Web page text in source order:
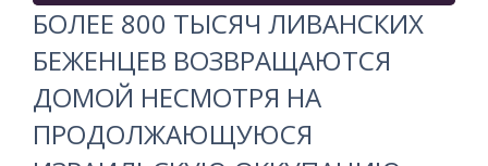
БОЛЕЕ 800 ТЫСЯЧ ЛИВАНСКИХ
БЕЖЕНЦЕВ ВОЗВРАЩАЮТСЯ
ДОМОЙ НЕСМОТРЯ НА
ПРОДОЛЖАЮЩУЮСЯ